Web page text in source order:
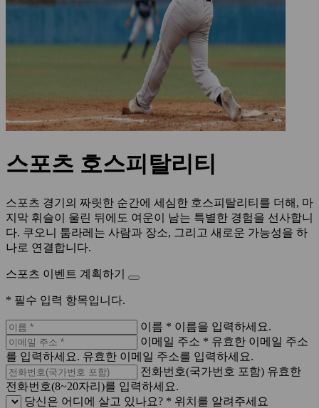
스포츠 호스피탈리티
스포츠 경기의 짜릿한 순간에 세심한 호스피탈리티를 더해, 마
지막 휘슬이 울린 뒤에도 여운이 남는 특별한 경험을 선사합니
다. 쿠오니 툼라레는 사람과 장소, 그리고 새로운 가능성을 하
나로 연결합니다.
스포츠 이벤트 계획하기
* 필수 입력 항목입니다.
이름 * 이름을 입력하세요.
이메일 주소 * 유효한 이메일 주소
를 입력하세요. 유효한 이메일 주소를 입력하세요.
전화번호(국가번호 포함) 유효한
전화번호(8~20자리)를 입력하세요.
당신은 어디에 살고 있나요? * 위치를 알려주세요